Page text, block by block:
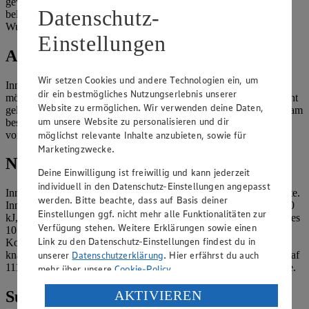
beliebtesten ist Kalbshirn. Schweinehirn dient eher der
Wurstherstellung.
Aufbewahrung
Innereien sind leicht verderblich. Deshalb solltest du frische Ware
möglichst am selben Tag verarbeiten. Müssen Innereien über Nacht
gelagert werden, sind sie in der kältesten Zone des Kühlschranks am
besten aufgehoben. Leber und Nieren werden in Flüssigkeit,
vorzugsweise Milch, gelagert.
Nährwert/Wirkstoffe
Innereien liefern je nach Sorte und Tier unterschiedliche Nährwerte.
Innereien vom Rind liefern beispielsweise pro 100 g: 150 kcal/630
kJ, 21 g Eiweiß, 4 g Fett und 6 g Kohlenhydrate ; vom Kalb sind es
101 kcal/423 kJ, 17 g Eiweiß, 1,3 g Fett und knapp 5 g
Kohlenhydrate ; vom Schwein durchschnittlich 148 kcal/619 kJ,
knapp 24 g Eiweiß, 5 g Fett und 1 g Kohlenhydrate und vom Schaf
111 kcal/ 463 kJ, 18 g Eiweiß, 3,5 g Fett und 0,6 g Kohlenhydrate.
Suche weitere Lebensmittel aus dem
Datenschutz-
Einstellungen
Wir setzen Cookies und andere Technologien ein, um
dir ein bestmögliches Nutzungserlebnis unserer
Website zu ermöglichen. Wir verwenden deine Daten,
um unsere Website zu personalisieren und dir
möglichst relevante Inhalte anzubieten, sowie für
Marketingzwecke.
Deine Einwilligung ist freiwillig und kann jederzeit
individuell in den Datenschutz-Einstellungen angepasst
werden. Bitte beachte, dass auf Basis deiner
Einstellungen ggf. nicht mehr alle Funktionalitäten zur
Verfügung stehen. Weitere Erklärungen sowie einen
Link zu den Datenschutz-Einstellungen findest du in
unserer Datenschutzerklärung. Hier erfährst du auch
mehr über unsereCookie-Policy.
Verarbeitung deiner personenbezogenen Daten in den
USA durch Facebook und YouTube:
AKTIVIEREN